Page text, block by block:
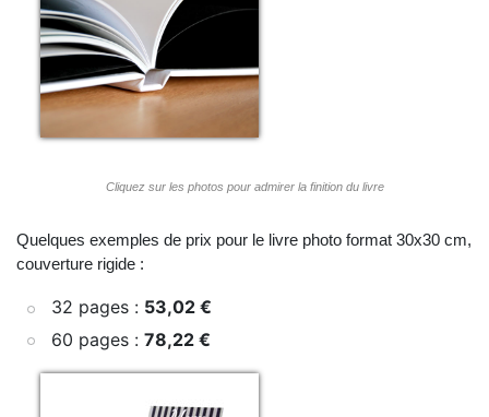
Cliquez sur les photos pour admirer la finition du livre
Quelques exemples de prix pour le livre photo format 30x30 cm,
couverture rigide :
32 pages : 53,02 €
60 pages : 78,22 €